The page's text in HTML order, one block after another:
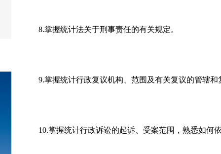
8.掌握统计法关于刑事责任的有关规定。
9.掌握统计行政复议机构、范围及有关复议的管辖和
10.掌握统计行政诉讼的起诉、受案范围，熟悉如何